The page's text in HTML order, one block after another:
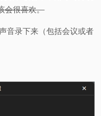
会很喜欢。
音录下来（包括会议或者